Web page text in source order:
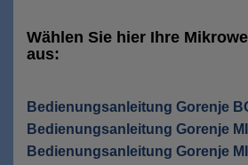
Wählen Sie hier Ihre
aus:
Bedienungsanleitung Gorenje
Bedienungsanleitung Gorenje
Bedienungsanleitung Gorenje